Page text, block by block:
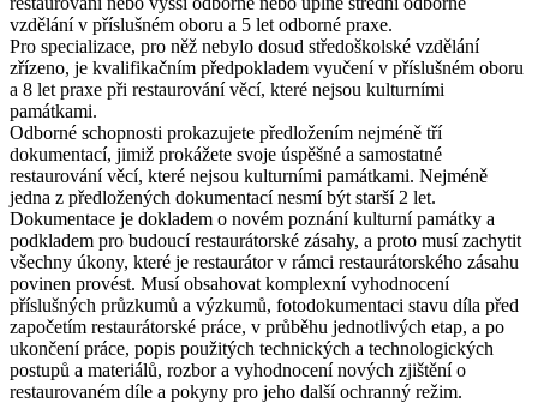
vzdělání v příslušném oboru a 5 let odborné praxe.
Pro specializace, pro něž nebylo dosud středoškolské vzdělání
zřízeno, je kvalifikačním předpokladem vyučení v příslušném oboru
a 8 let praxe při restaurování věcí, které nejsou kulturními
památkami.
Odborné schopnosti prokazujete předložením nejméně tří
dokumentací, jimiž prokážete svoje úspěšné a samostatné
restaurování věcí, které nejsou kulturními památkami. Nejméně
jedna z předložených dokumentací nesmí být starší 2 let.
Dokumentace je dokladem o novém poznání kulturní památky a
podkladem pro budoucí restaurátorské zásahy, a proto musí zachytit
všechny úkony, které je restaurátor v rámci restaurátorského zásahu
povinen provést. Musí obsahovat komplexní vyhodnocení
příslušných průzkumů a výzkumů, fotodokumentaci stavu díla před
započetím restaurátorské práce, v průběhu jednotlivých etap, a po
ukončení práce, popis použitých technických a technologických
postupů a materiálů, rozbor a vyhodnocení nových zjištění o
restaurovaném díle a pokyny pro jeho další ochranný režim.